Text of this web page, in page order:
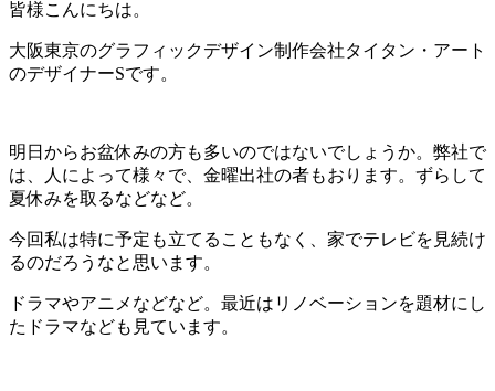
皆様こんにちは。
大阪東京のグラフィックデザイン制作会社タイタン・アート
のデザイナーSです。
明日からお盆休みの方も多いのではないでしょうか。弊社で
は、人によって様々で、金曜出社の者もおります。ずらして
夏休みを取るなどなど。
今回私は特に予定も立てることもなく、家でテレビを見続け
るのだろうなと思います。
ドラマやアニメなどなど。最近はリノベーションを題材にし
たドラマなども見ています。